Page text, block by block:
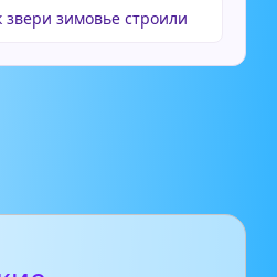
звери зимовье строили